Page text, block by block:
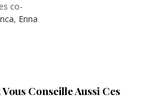
co-
, Enna
Conseille Aussi Ces